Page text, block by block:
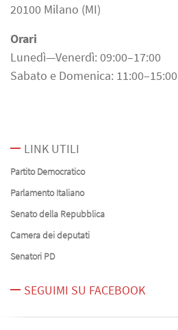
20100 Milano (MI)
Orari
Lunedì—Venerdì: 09:00–17:00
Sabato e Domenica: 11:00–15:00
LINK UTILI
Partito Democratico
Parlamento Italiano
Senato della Repubblica
Camera dei deputati
Senatori PD
SEGUIMI SU FACEBOOK